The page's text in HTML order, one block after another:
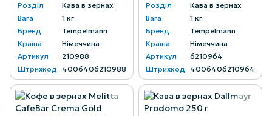
Розділ
Кава в зернах
Вага
1 кг
Бренд
Tempelmann
Країна
Німеччина
Артикул
210988
Штрихкод
4006406210988
Розділ
Кава в зернах
Вага
1 кг
Бренд
Tempelmann
Країна
Німеччина
Артикул
6210964
Штрихкод
4006406210964